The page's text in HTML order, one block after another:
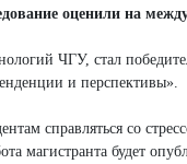
оценили на
ЧГУ, стал
и перспективы».
справляться со
магистранта будет